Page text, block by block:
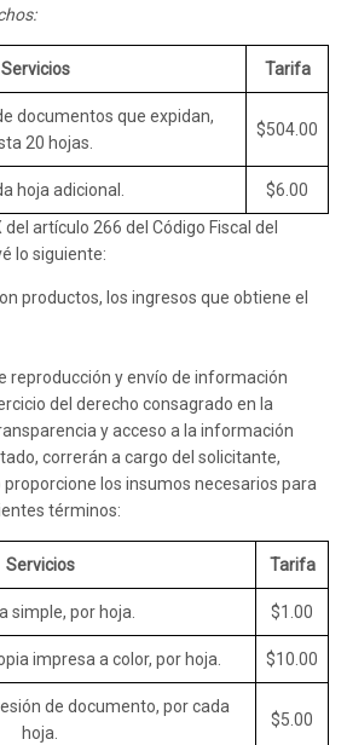
Servicios Tarifa
documentos que expidan,
20 hojas.
$504.00
hoja adicional.
$6.00
artículo 266 del Código Fiscal del
lo siguiente:
productos, los ingresos que obtiene el
reproducción y envío de información
del derecho consagrado en la
y acceso a la información
correrán a cargo del solicitante,
los insumos necesarios para
términos:
Servicios Tarifa
simple, por hoja. $1.00
impresa a color, por hoja. $10.00
de documento, por cada
hoja.
$5.00